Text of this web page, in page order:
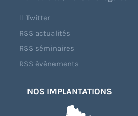
Twitter
RSS actualités
RSS séminaires
RSS évènements
NOS IMPLANTATIONS